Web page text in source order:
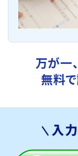
万が一
無料